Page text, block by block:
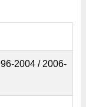
2004 / 2006-